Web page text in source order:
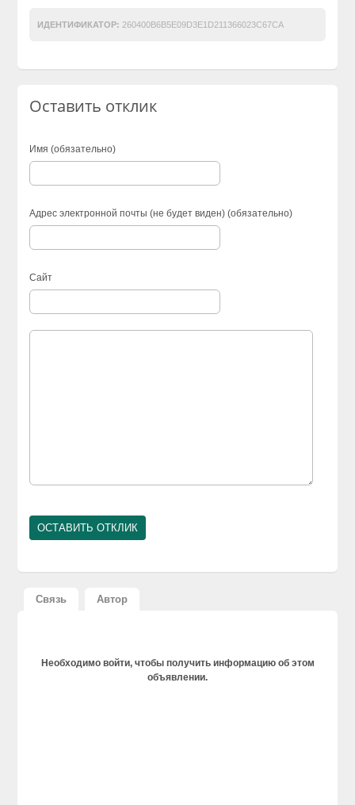
ИДЕНТИФИКАТОР: 260400B6B5E09D3E1D211366023C67CA
Оставить отклик
Имя (обязательно)
Адрес электронной почты (не будет виден) (обязательно)
Сайт
Связь Автор
Необходимо войти, чтобы получить информацию об этом
объявлении.